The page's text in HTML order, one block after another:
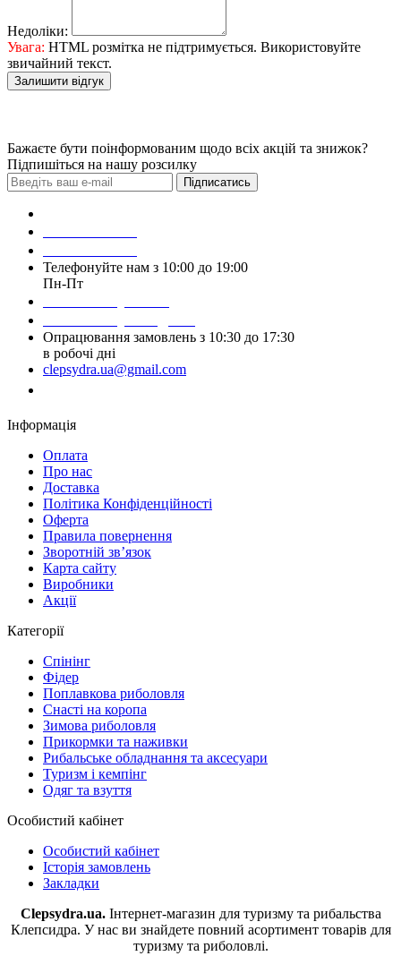
Недоліки:
Увага: HTML розмітка не підтримується. Використовуйте
звичайний текст.
Залишити відгук
Бажаєте бути поінформованим щодо всіх акцій та знижок?
Підпишіться на нашу розсилку
Підписатись
Телефонуйте нам з 10:00 до 19:00
Пн-Пт
Опрацювання замовлень з 10:30 до 17:30
в робочі дні
clepsydra.ua@gmail.com
Інформація
Оплата
Про нас
Доставка
Політика Конфіденційності
Оферта
Правила повернення
Зворотній зв’язок
Карта сайту
Виробники
Акції
Категорії
Спінінг
Фідер
Поплавкова риболовля
Снасті на коропа
Зимова риболовля
Прикормки та наживки
Рибальське обладнання та аксесуари
Туризм і кемпінг
Одяг та взуття
Особистий кабінет
Особистий кабінет
Історія замовлень
Закладки
Clepsydra.ua. Інтернет-магазин для туризму та рибальства
Клепсидра. У нас ви знайдете повний асортимент товарів для
туризму та риболовлі.